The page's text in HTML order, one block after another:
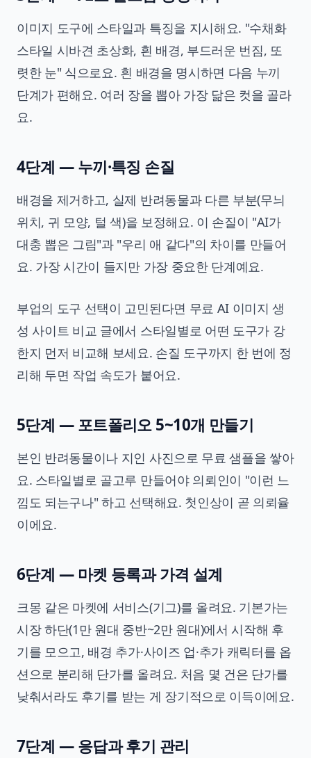
이미지 도구에 스타일과 특징을 지시해요. "수채화
스타일 시바견 초상화, 흰 배경, 부드러운 번짐, 또
렷한 눈" 식으로요. 흰 배경을 명시하면 다음 누끼
단계가 편해요. 여러 장을 뽑아 가장 닮은 컷을 골라
요.
4단계 — 누끼·특징 손질
배경을 제거하고, 실제 반려동물과 다른 부분(무늬
위치, 귀 모양, 털 색)을 보정해요. 이 손질이 "AI가
대충 뽑은 그림"과 "우리 애 같다"의 차이를 만들어
요. 가장 시간이 들지만 가장 중요한 단계예요.
부업의 도구 선택이 고민된다면 무료 AI 이미지 생
성 사이트 비교 글에서 스타일별로 어떤 도구가 강
한지 먼저 비교해 보세요. 손질 도구까지 한 번에 정
리해 두면 작업 속도가 붙어요.
5단계 — 포트폴리오 5~10개 만들기
본인 반려동물이나 지인 사진으로 무료 샘플을 쌓아
요. 스타일별로 골고루 만들어야 의뢰인이 "이런 느
낌도 되는구나" 하고 선택해요. 첫인상이 곧 의뢰율
이에요.
6단계 — 마켓 등록과 가격 설계
크몽 같은 마켓에 서비스(기그)를 올려요. 기본가는
시장 하단(1만 원대 중반~2만 원대)에서 시작해 후
기를 모으고, 배경 추가·사이즈 업·추가 캐릭터를 옵
션으로 분리해 단가를 올려요. 처음 몇 건은 단가를
낮춰서라도 후기를 받는 게 장기적으로 이득이에요.
7단계 — 응답과 후기 관리